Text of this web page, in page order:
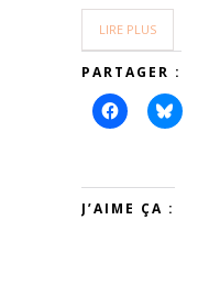
LIRE PLUS
PARTAGER :
J’AIME ÇA :